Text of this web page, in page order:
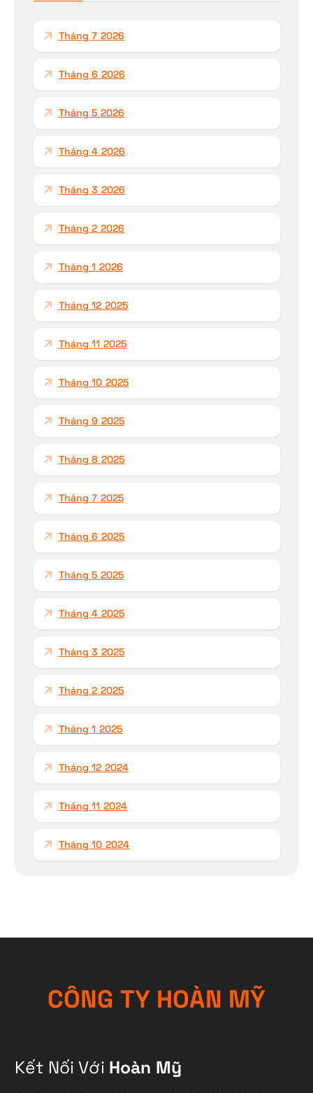
Tháng 7 2026
Tháng 6 2026
Tháng 5 2026
Tháng 4 2026
Tháng 3 2026
Tháng 2 2026
Tháng 1 2026
Tháng 12 2025
Tháng 11 2025
Tháng 10 2025
Tháng 9 2025
Tháng 8 2025
Tháng 7 2025
Tháng 6 2025
Tháng 5 2025
Tháng 4 2025
Tháng 3 2025
Tháng 2 2025
Tháng 1 2025
Tháng 12 2024
Tháng 11 2024
Tháng 10 2024
CÔNG TY HOÀN MỸ
Kết Nối Với Hoàn Mỹ